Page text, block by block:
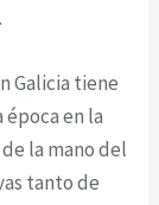
Galicia tiene
en la
la mano del
tanto de